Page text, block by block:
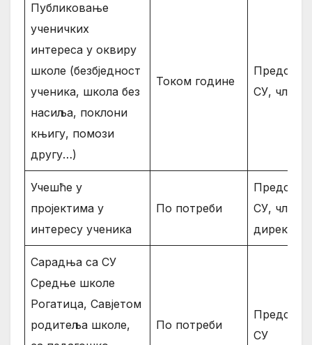
Публиковање
ученичких
интереса у оквиру
школе (безбједност
ученика, школа без
насиља, поклони
књигу, помози
другу…)
Током године
СУ,
Учешће у
пројектима у
интересу ученика
По потреби
СУ,
директор
Сарадња са СУ
Средње школе
Рогатица, Савјетом
родитеља школе,
По потреби
СУ